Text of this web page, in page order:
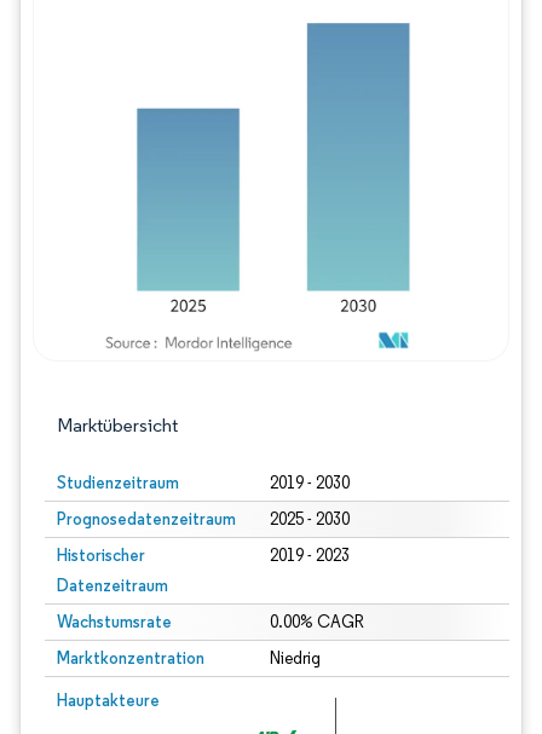
Marktübersicht
Studienzeitraum 2019 - 2030
Prognosedatenzeitraum 2025 - 2030
Historischer
Datenzeitraum
2019 - 2023
Wachstumsrate 0.00% CAGR
Marktkonzentration Niedrig
Hauptakteure
Bild © Mordor Intelligence. Wiederverwendung erfordert Namensnennung